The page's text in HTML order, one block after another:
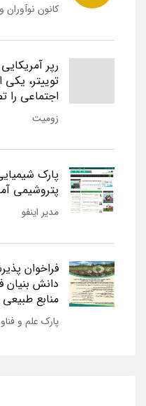
کانون نوآوران
رپر
توییتر،
اجتماعی
زومیت
پارک
پتروشیمی
مدیر اینفو
فراخوان
دانش بنیان
منابع
پارک علم و